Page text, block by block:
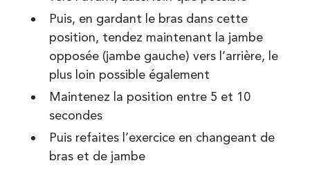
Puis, en gardant le bras dans cette
position, tendez maintenant la jambe
opposée (jambe gauche) vers l’arrière, le
plus loin possible également
Maintenez la position entre 5 et 10
secondes
Puis refaites l’exercice en changeant de
bras et de jambe